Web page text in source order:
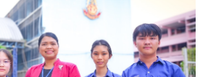
ว่าด้วย “การสร้างทรัพยากรมนุษย์ของ
กรักชาติ ภาคภูมิใจในประวัติศาสตร์ของ
าบันสำคัญของชาติ”